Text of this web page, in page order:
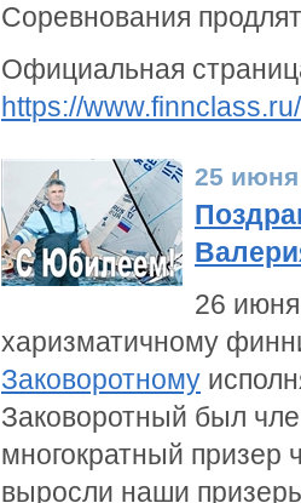
Соревнования
Официальная
https://
25 июня
26
харизматичному
Заковоротному
Заковоротный был
многократный
выросли наши